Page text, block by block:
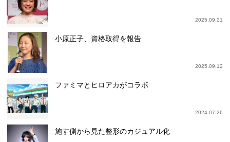
2025.09.21
小原正子、資格取得を報告
2025.09.12
ファミマとヒロアカがコラボ
2024.07.26
施す側から見た整形のカジュアル化